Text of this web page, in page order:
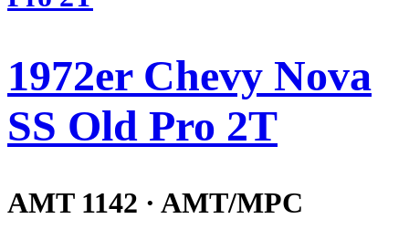
1972er Chevy Nova
SS Old Pro 2T
AMT 1142 · AMT/MPC